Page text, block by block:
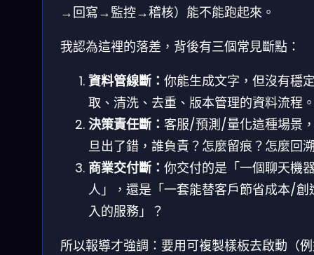
→回寫→監控→稽核）能不能跑起來。
我認為這裡的落差，背後有三個常見斷點：
資料管線斷： 你能生成文字，但沒有穩
取、清洗、去重、版本管理的資料流程
決策責任斷： 客服/預測/量化這種場景
旦出了錯，誰負責？怎麼留痕？怎麼回
商業交付斷： 你交付的是「一個聊天機
人」，還是「一套能替客戶節省成本/創
入的服務」？
所以報導才強調：要用可複製樣板去啟動（